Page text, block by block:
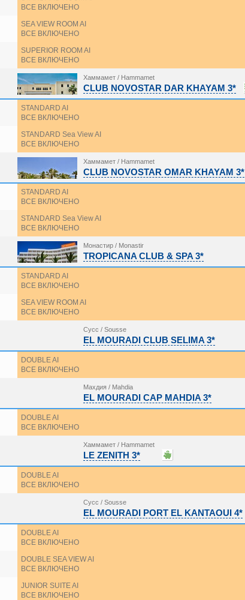
ВСЕ ВКЛЮЧЕНО
SEA VIEW ROOM AI
ВСЕ ВКЛЮЧЕНО
SUPERIOR ROOM AI
ВСЕ ВКЛЮЧЕНО
Хаммамет / Hammamet
CLUB NOVOSTAR DAR KHAYAM 3*
STANDARD AI
ВСЕ ВКЛЮЧЕНО
STANDARD Sea View AI
ВСЕ ВКЛЮЧЕНО
Хаммамет / Hammamet
CLUB NOVOSTAR OMAR KHAYAM 3*
STANDARD AI
ВСЕ ВКЛЮЧЕНО
STANDARD Sea View AI
ВСЕ ВКЛЮЧЕНО
Монастир / Monastir
TROPICANA CLUB & SPA 3*
STANDARD AI
ВСЕ ВКЛЮЧЕНО
SEA VIEW ROOM AI
ВСЕ ВКЛЮЧЕНО
Сусс / Sousse
EL MOURADI CLUB SELIMA 3*
DOUBLE AI
ВСЕ ВКЛЮЧЕНО
Махдия / Mahdia
EL MOURADI CAP MAHDIA 3*
DOUBLE AI
ВСЕ ВКЛЮЧЕНО
Хаммамет / Hammamet
LE ZENITH 3*
DOUBLE AI
ВСЕ ВКЛЮЧЕНО
Сусс / Sousse
EL MOURADI PORT EL KANTAOUI 4*
DOUBLE AI
ВСЕ ВКЛЮЧЕНО
DOUBLE SEA VIEW AI
ВСЕ ВКЛЮЧЕНО
JUNIOR SUITE AI
ВСЕ ВКЛЮЧЕНО